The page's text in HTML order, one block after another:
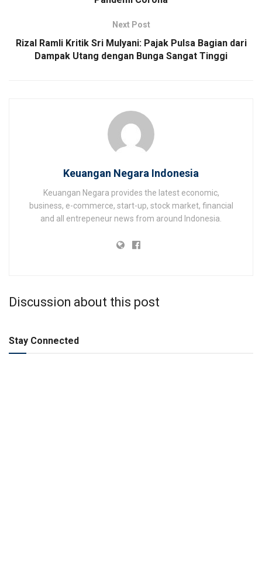
Next Post
Rizal Ramli Kritik Sri Mulyani: Pajak Pulsa Bagian dari
Dampak Utang dengan Bunga Sangat Tinggi
Keuangan Negara Indonesia
Keuangan Negara provides the latest economic,
business, e-commerce, start-up, stock market, financial
and all entrepeneur news from around Indonesia.
Discussion about this post
Stay Connected